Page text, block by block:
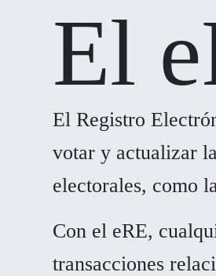
El
El Registro
votar y actualizar
electorales, como
Con el eRE,
transacciones